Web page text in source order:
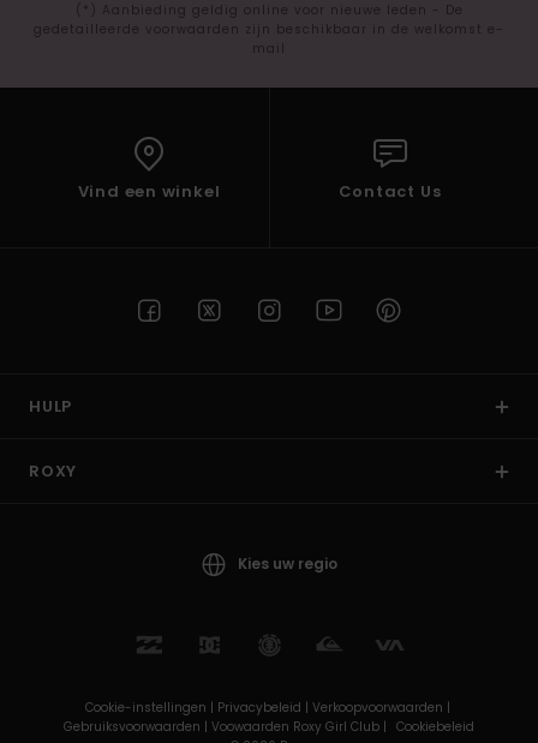
(*) Aanbieding geldig online voor nieuwe leden - De
gedetailleerde voorwaarden zijn beschikbaar in de welkomst e-
mail
Vind een winkel Contact Us
HULP
ROXY
Kies uw regio
Cookie-instellingen | Privacybeleid | Verkoopvoorwaarden |
Gebruiksvoorwaarden | Voowaarden Roxy Girl Club | Cookiebeleid